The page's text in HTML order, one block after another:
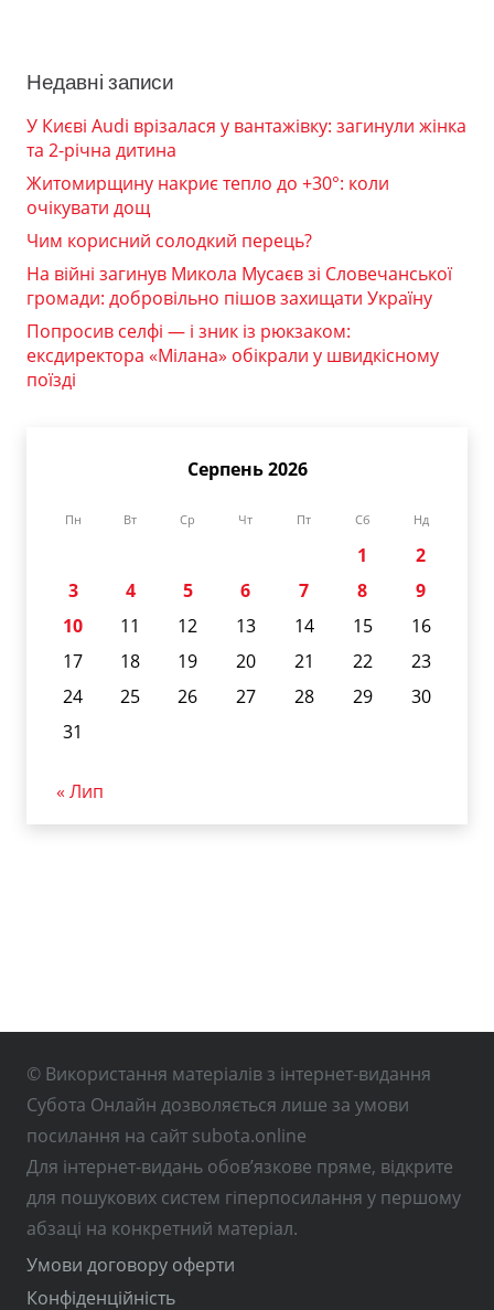
Недавні записи
У Києві Audi врізалася у вантажівку: загинули жінка
та 2-річна дитина
Житомирщину накриє тепло до +30°: коли
очікувати дощ
Чим корисний солодкий перець?
На війні загинув Микола Мусаєв зі Словечанської
громади: добровільно пішов захищати Україну
Попросив селфі — і зник із рюкзаком:
ексдиректора «Мілана» обікрали у швидкісному
поїзді
Серпень 2026
Пн Вт Ср Чт Пт Сб Нд
1
2
3
4 5 6 7 8
9
10
11 12 13 14 15
16
17
18 19 20 21 22
23
24
25 26 27 28 29
30
31
« Лип
© Використання матеріалів з інтернет-видання
Субота Онлайн дозволяється лише за умови
посилання на сайт subota.online
Для інтернет-видань обов’язкове пряме, відкрите
для пошукових систем гіперпосилання у першому
абзаці на конкретний матеріал.
Умови договору оферти
Конфіденційність